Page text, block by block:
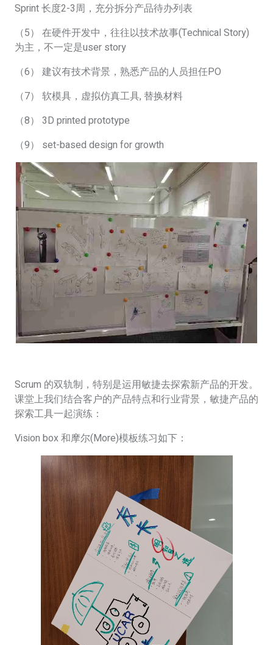
Sprint 长度2-3周，充分拆分产品待办列表
（5） 在硬件开发中，往往以技术故事(Technical Story)
为主，不一定是user story
（6） 建议有技术背景，熟悉产品的人员担任PO
（7） 软模具，虚拟仿真工具, 替换材料
（8） 3D printed prototype
（9） set-based design for growth
Scrum 的双轨制，特别是运用敏捷去探索新产品的开发。
课堂上我们结合客户的产品特点和行业背景，敏捷产品的
探索工具一起演练：
Vision box 和摩尔(More)模板练习如下：